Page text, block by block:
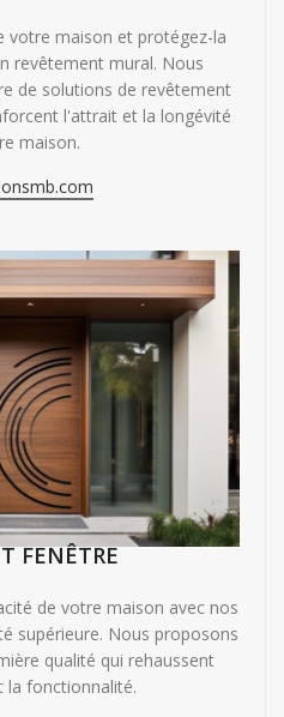
votre maison et protégez-la
revêtement mural. Nous
de solutions de revêtement
l'attrait et la longévité
maison.
FENÊTRE
de votre maison avec nos
supérieure. Nous proposons
qualité qui rehaussent
la fonctionnalité.